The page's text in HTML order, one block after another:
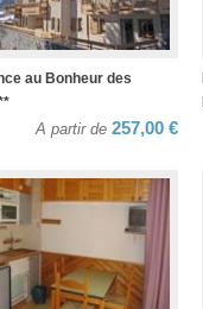
au Bonheur des
A partir de 257,00 €